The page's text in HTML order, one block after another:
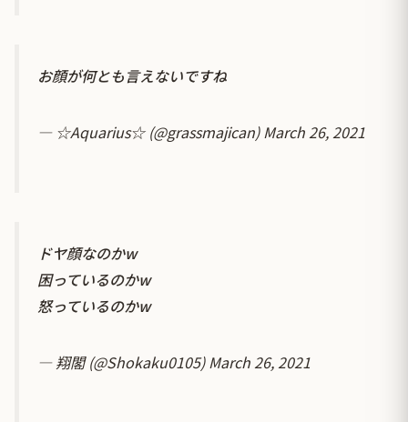
お顔が何とも言えないですね
— ☆Aquarius☆ (@grassmajican)March 26, 2021
ドヤ顔なのかw
困っているのかw
怒っているのかw
— 翔閣 (@Shokaku0105)March 26, 2021